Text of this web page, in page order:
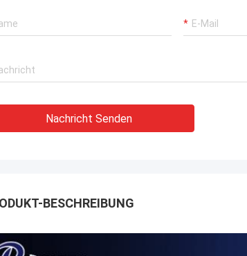
Nachricht Senden
BESCHREIBUNG